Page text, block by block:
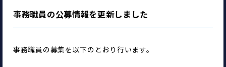
事務職員の公募情報を更新しました
事務職員の募集を以下のとおり行います。